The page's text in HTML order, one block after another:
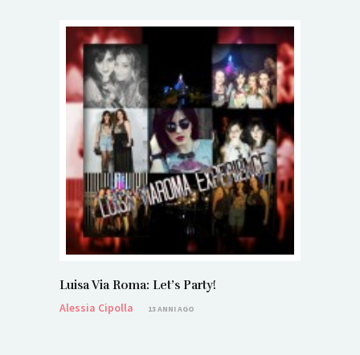
Luisa Via Roma: Let’s Party!
Alessia Cipolla
13 ANNI AGO